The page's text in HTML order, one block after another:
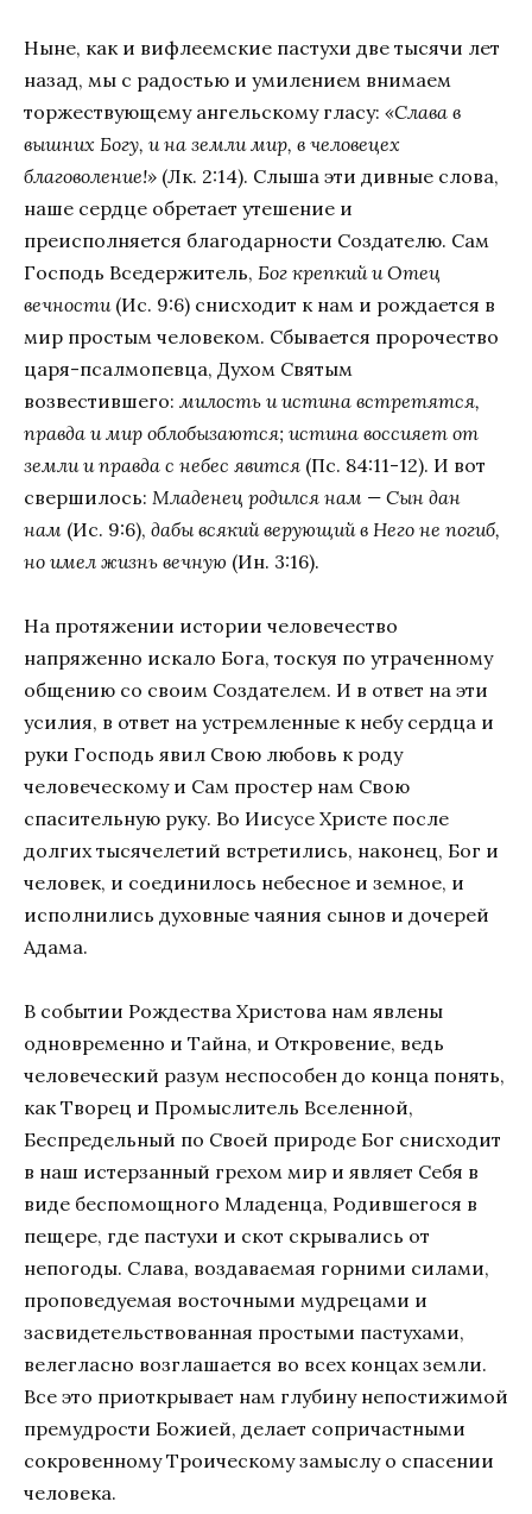
Ныне, как и вифлеемские пастухи две тысячи лет
назад, мы с радостью и умилением внимаем
торжествующему ангельскому гласу: «Слава в
вышних Богу, и на земли мир, в человецех
благоволение!» (Лк. 2:14). Слыша эти дивные слова,
наше сердце обретает утешение и
преисполняется благодарности Создателю. Сам
Господь Вседержитель, Бог крепкий и Отец
вечности(Ис. 9:6) снисходит к нам и рождается в
мир простым человеком. Сбывается пророчество
царя-псалмопевца, Духом Святым
возвестившего: милость и истина встретятся,
правда и мир облобызаются; истина воссияет от
земли и правда с небес явится (Пс. 84:11-12). И вот
свершилось: Младенец родился нам — Сын дан
нам (Ис. 9:6), дабы всякий верующий в Него не погиб,
но имел жизнь вечную (Ин. 3:16).
На протяжении истории человечество
напряженно искало Бога, тоскуя по утраченному
общению со своим Создателем. И в ответ на эти
усилия, в ответ на устремленные к небу сердца и
руки Господь явил Свою любовь к роду
человеческому и Сам простер нам Свою
спасительную руку. Во Иисусе Христе после
долгих тысячелетий встретились, наконец, Бог и
человек, и соединилось небесное и земное, и
исполнились духовные чаяния сынов и дочерей
Адама.
В событии Рождества Христова нам явлены
одновременно и Тайна, и Откровение, ведь
человеческий разум неспособен до конца понять,
как Творец и Промыслитель Вселенной,
Беспредельный по Своей природе Бог снисходит
в наш истерзанный грехом мир и являет Себя в
виде беспомощного Младенца, Родившегося в
пещере, где пастухи и скот скрывались от
непогоды. Слава, воздаваемая горними силами,
проповедуемая восточными мудрецами и
засвидетельствованная простыми пастухами,
велегласно возглашается во всех концах земли.
Все это приоткрывает нам глубину непостижимой
премудрости Божией, делает сопричастными
сокровенному Троическому замыслу о спасении
человека.